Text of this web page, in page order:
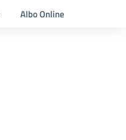
Albo Online